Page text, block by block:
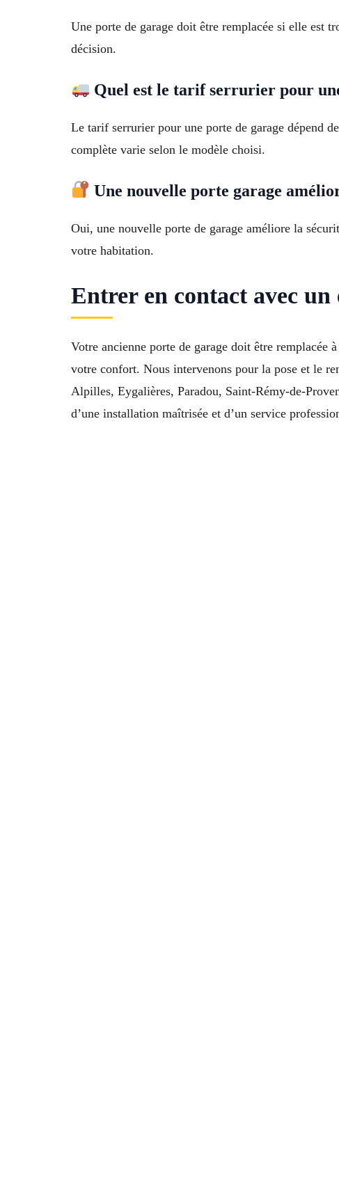
Une porte de garage doit être remplacée si elle est
décision.
Quel est le tarif serrurier pour
Le tarif serrurier pour une porte de garage dépend
complète varie selon le modèle choisi.
Une nouvelle porte garage
Oui, une nouvelle porte de garage améliore la
votre habitation.
Entrer en contact avec
Votre ancienne porte de garage doit être
votre confort. Nous intervenons pour la pose et le
Alpilles, Eygalières, Paradou, Saint-Rémy-de-
d’une installation maîtrisée et d’un service